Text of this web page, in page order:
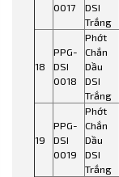
0017
DSI
Trắng
18
PPG-
DSI
0018
Phớt
Chắn
Dầu
DSI
Trắng
19
PPG-
DSI
0019
Phớt
Chắn
Dầu
DSI
Trắng